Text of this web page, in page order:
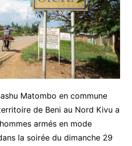
Matombo en commune
de Beni au Nord Kivu a
armés en mode
la soirée du dimanche 29